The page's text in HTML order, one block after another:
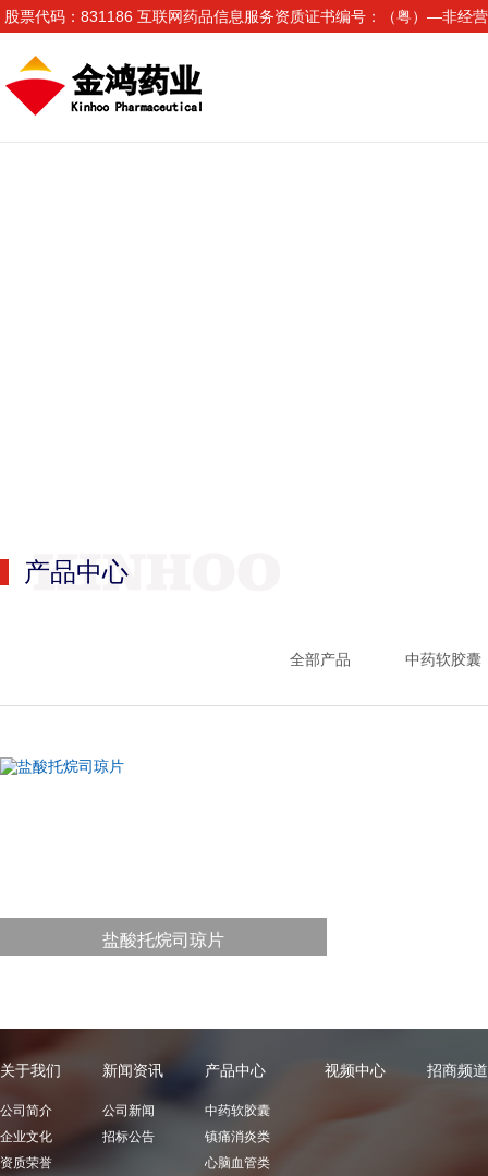
股票代码：831186 互联网药品信息服务资质证书编号：（粤）—非
产品中心
全部产品 中药软胶囊
盐酸托烷司琼片
关于我们
公司简介
企业文化
资质荣誉
新闻资讯
公司新闻
招标公告
产品中心
中药软胶囊
镇痛消炎类
心脑血管类
视频中心 招商频道